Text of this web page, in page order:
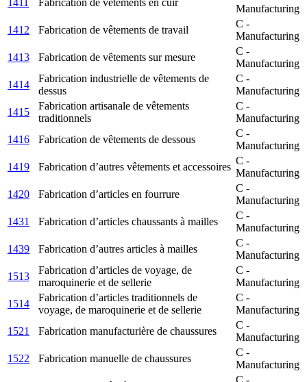
1411 Fabrication de vêtements en cuir
Manufacturing
1412
Fabrication de vêtements de travail
C -
Manufacturing
1413
Fabrication de vêtements sur mesure
C -
Manufacturing
1414
Fabrication industrielle de vêtements de
dessus
C -
Manufacturing
1415
Fabrication artisanale de vêtements
traditionnels
C -
Manufacturing
1416
Fabrication de vêtements de dessous
C -
Manufacturing
1419
Fabrication d’autres vêtements et accessoires
C -
Manufacturing
1420
Fabrication d’articles en fourrure
C -
Manufacturing
1431
Fabrication d’articles chaussants à mailles
C -
Manufacturing
1439
Fabrication d’autres articles à mailles
C -
Manufacturing
1513
Fabrication d’articles de voyage, de
maroquinerie et de sellerie
C -
Manufacturing
1514
Fabrication d’articles traditionnels de
voyage, de maroquinerie et de sellerie
C -
Manufacturing
1521
Fabrication manufacturière de chaussures
C -
Manufacturing
1522
Fabrication manuelle de chaussures
C -
Manufacturing
C -